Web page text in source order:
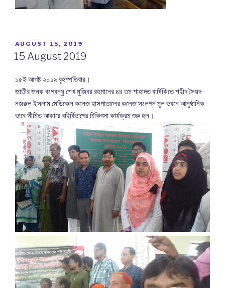
POSTED
ON
AUGUST 15, 2019
15 August 2019
১৫ই আগষ্ট ২০১৯ বৃহস্পতিবার।
জাতীর জনক বংগবন্ধু শেখ মুজিবর রহমানের ৪৪ তম শাহাদত বার্ষিকিতে শহীদ সৈয়দ
নজরুল ইসলাম মেডিকেল কলেজ হাসপাতালের কলেজ সংলগ্ন মুল ভবনে আনুষ্ঠানিক
ভাবে সীমিত আকারে বহির্বিভাগের চিকিৎসা কার্যক্রম শুরু হল।